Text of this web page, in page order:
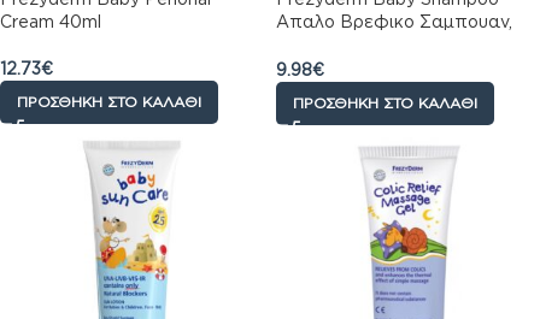
Cream 40ml
12.73€
ΠΡΟΣΘΉΚΗ ΣΤΟ ΚΑΛΆΘΙ
Απαλο Βρεφικο Σαμπουαν,
9.98€
ΠΡΟΣΘΉΚΗ ΣΤΟ ΚΑΛΆΘΙ